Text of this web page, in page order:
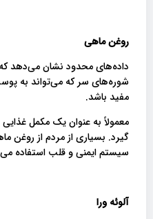
روغن ماهی
داده‌های محدود نشان می‌دهد
شوره‌های سر که می‌تواند به
مفید باشد.
معمولاً به عنوان یک مکمل
گیرد. بسیاری از مردم از روغن
سیستم ایمنی و قلب استفاده می
آلوئه ورا